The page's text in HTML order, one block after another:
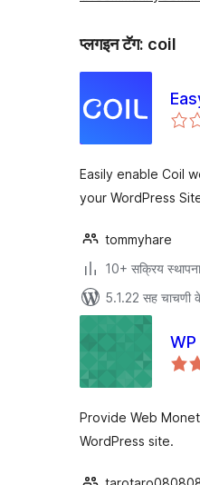
प्लगइन टॅग: coil
Easily enable Coil
your WordPress
tommyhare
10+ सक्रिय स्थापना
5.1.22 सह चाचणी
Provide Web
WordPress site.